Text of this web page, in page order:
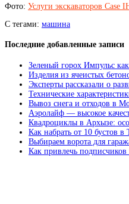
Фото: Услуги экскаваторов Case
С тегами: машина
Последние добавленные записи
Зеленый горох Импульс
Изделия из ячеистых
Эксперты рассказали о
Технические
Вывоз снега и отходов в
Аэролайф — высокое
Квадроциклы в Архызе:
Как набрать от 10 бустов
Выбираем ворота для
Как привлечь